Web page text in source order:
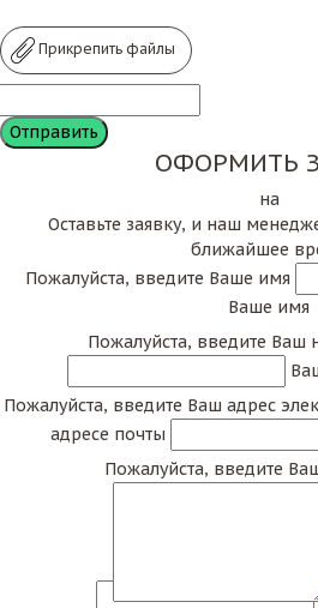
Прикрепить файлы
ОФОРМИТЬ
на
Оставьте заявку, и наш
ближайшее
Пожалуйста, введите Ваше имя
Ваше имя
Пожалуйста, введите Ваш
Пожалуйста, введите Ваш адрес
адресе почты
Пожалуйста, введите